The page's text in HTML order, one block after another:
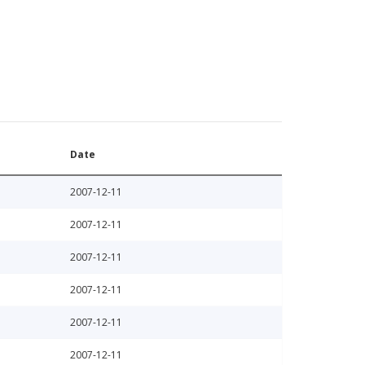
Date
2007-12-11
2007-12-11
2007-12-11
2007-12-11
2007-12-11
2007-12-11